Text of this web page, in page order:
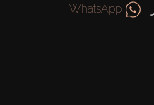
WhatsApp